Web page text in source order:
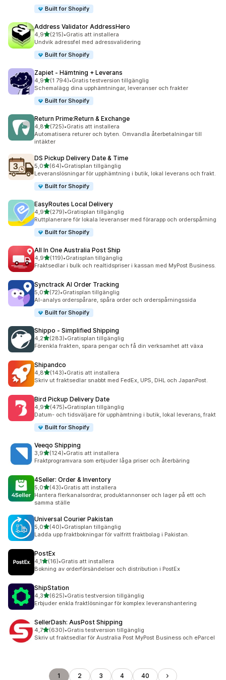
Built for Shopify
Address Validator AddressHero
4,9av 5 stjärnor
(215)
215 recensioner totalt
•Gratis att installera
Undvik adressfel med adressvalidering
Built for Shopify
Zapiet ‑ Hämtning + Leverans
4,9av 5 stjärnor
(1 794)
1794 recensioner totalt
•Gratis testversion tillgänglig
Schemalägg dina upphämtningar, leveranser och frakter
Built for Shopify
Return Prime:Return & Exchange
4,8av 5 stjärnor
(725)
725 recensioner totalt
•Gratis att installera
Automatisera returer och byten. Omvandla återbetalningar till
intäkter
DS Pickup Delivery Date & Time
5,0av 5 stjärnor
(64)
64 recensioner totalt
•Gratisplan tillgänglig
Leveranslösningar för upphämtning i butik, lokal leverans och frakt.
Built for Shopify
EasyRoutes Local Delivery
4,9av 5 stjärnor
(279)
279 recensioner totalt
•Gratisplan tillgänglig
Ruttplanerare för lokala leveranser med förarapp och orderspårning
Built for Shopify
All In One Australia Post Ship
4,9av 5 stjärnor
(119)
119 recensioner totalt
•Gratisplan tillgänglig
Fraktsedlar i bulk och realtidspriser i kassan med MyPost Business.
Synctrack AI Order Tracking
5,0av 5 stjärnor
(72)
72 recensioner totalt
•Gratisplan tillgänglig
AI-analys orderspårare, spåra order och orderspårningssida
Built for Shopify
Shippo ‑ Simplified Shipping
4,2av 5 stjärnor
(283)
283 recensioner totalt
•Gratisplan tillgänglig
Förenkla frakten, spara pengar och få din verksamhet att växa
Shipandco
4,8av 5 stjärnor
(143)
143 recensioner totalt
•Gratis att installera
Skriv ut fraktsedlar snabbt med FedEx, UPS, DHL och JapanPost.
Bird Pickup Delivery Date
4,9av 5 stjärnor
(475)
475 recensioner totalt
•Gratisplan tillgänglig
Datum- och tidsväljare för upphämtning i butik, lokal leverans, frakt
Built for Shopify
Veeqo Shipping
3,9av 5 stjärnor
(124)
124 recensioner totalt
•Gratis att installera
Fraktprogramvara som erbjuder låga priser och återbäring
4Seller: Order & Inventory
5,0av 5 stjärnor
(43)
43 recensioner totalt
•Gratis att installera
Hantera flerkanalsordrar, produktannonser och lager på ett och
samma ställe
Universal Courier Pakistan
5,0av 5 stjärnor
(40)
40 recensioner totalt
•Gratisplan tillgänglig
Ladda upp fraktbokningar för valfritt fraktbolag i Pakistan.
PostEx
4,1av 5 stjärnor
(16)
16 recensioner totalt
•Gratis att installera
Bokning av orderförsändelser och distribution i PostEx
ShipStation
4,3av 5 stjärnor
(625)
625 recensioner totalt
•Gratis testversion tillgänglig
Erbjuder enkla fraktlösningar för komplex leveranshantering
SellerDash: AusPost Shipping
4,7av 5 stjärnor
(630)
630 recensioner totalt
•Gratis testversion tillgänglig
Skriv ut fraktsedlar för Australia Post MyPost Business och eParcel
1 2 3 4 40